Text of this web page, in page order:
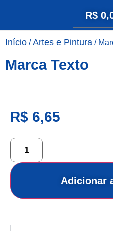
R$
Início /Artes e Pintura /
Marca Texto
R$ 6,65
Adicionar